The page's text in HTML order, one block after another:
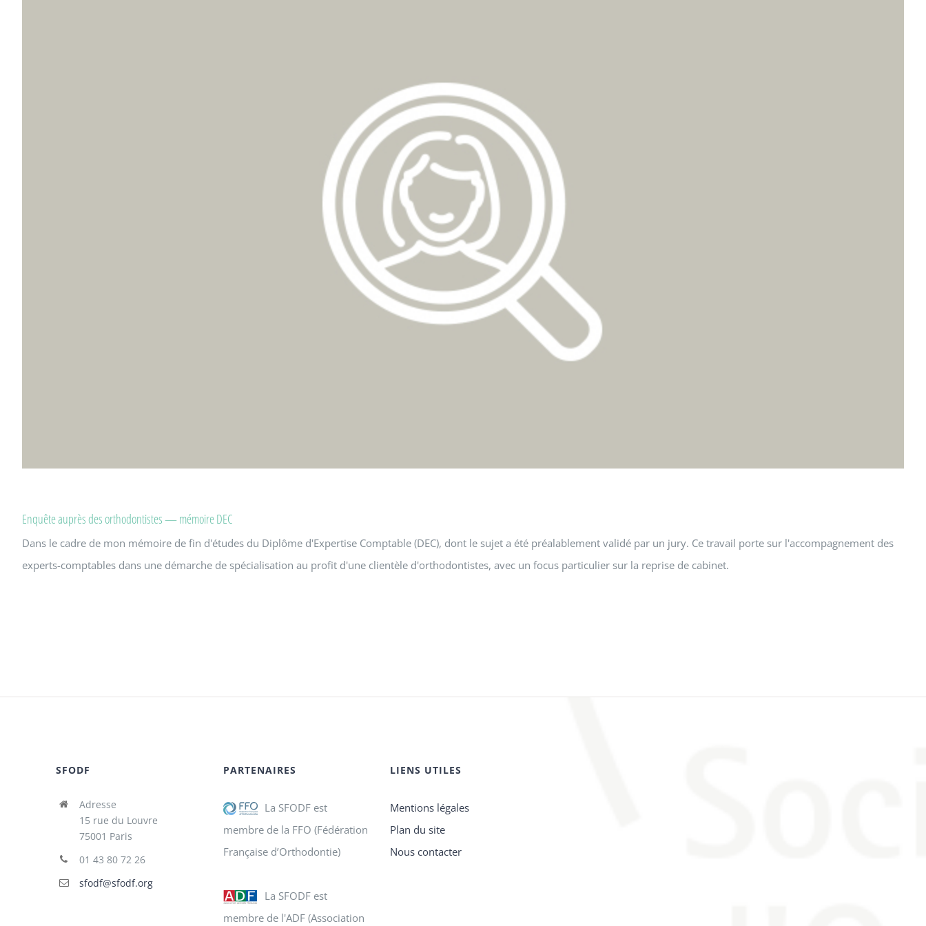
Enquête auprès des orthodontistes — mémoire DEC
Dans le cadre de mon mémoire de fin d'études du Diplôme d'Expertise Comptable (DEC), dont le sujet a été préalablement validé par un jury. Ce travail porte sur l'accompagnement des
experts-comptables dans une démarche de spécialisation au profit d'une clientèle d'orthodontistes, avec un focus particulier sur la reprise de cabinet.
SFODF
Adresse
15 rue du Louvre
75001 Paris
01 43 80 72 26
sfodf@sfodf.org
PARTENAIRES
La SFODF est
membre de la FFO (Fédération
Française d’Orthodontie)
La SFODF est
membre de l'ADF (Association
LIENS UTILES
Mentions légales
Plan du site
Nous contacter